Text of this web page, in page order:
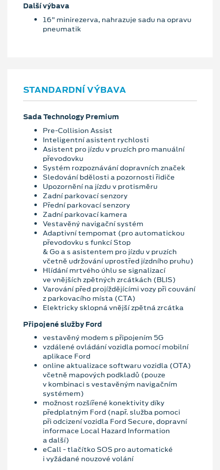
Další výbava
16" minirezerva, nahrazuje sadu na opravu
pneumatik
STANDARDNÍ VÝBAVA
Sada Technology Premium
Pre-Collision Assist
Inteligentní asistent rychlosti
Asistent pro jízdu v pruzích pro manuální
převodovku
Systém rozpoznávání dopravních značek
Sledování bdělosti a pozornosti řidiče
Upozornění na jízdu v protisměru
Zadní parkovací senzory
Přední parkovací senzory
Zadní parkovací kamera
Vestavěný navigační systém
Adaptivní tempomat (pro automatickou
převodovku s funkcí Stop
& Go a s asistentem pro jízdu v pruzích
včetně udržování uprostřed jízdního pruhu)
Hlídání mrtvého úhlu se signalizací
ve vnějších zpětných zrcátkách (BLIS)
Varování před projíždějícími vozy při couvání
z parkovacího místa (CTA)
Elektricky sklopná vnější zpětná zrcátka
Připojené služby Ford
vestavěný modem s připojením 5G
vzdálené ovládání vozidla pomocí mobilní
aplikace Ford
online aktualizace softwaru vozidla (OTA)
včetně mapových podkladů (pouze
v kombinaci s vestavěným navigačním
systémem)
možnost rozšířené konektivity díky
předplatným Ford (např. služba pomoci
při odcizení vozidla Ford Secure, dopravní
informace Local Hazard Information
a další)
eCall - tlačítko SOS pro automatické
i vyžádané nouzové volání